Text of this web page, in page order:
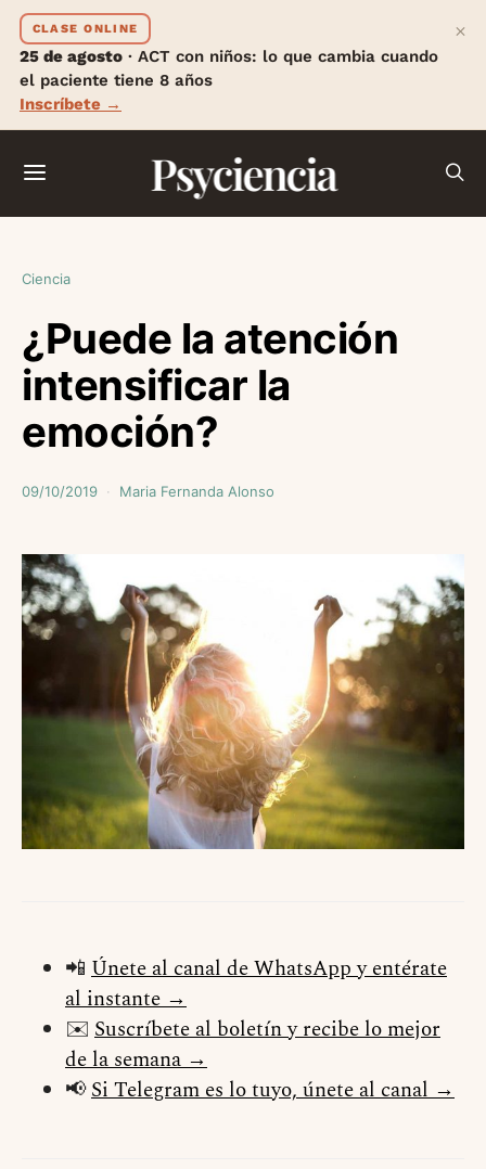
CLASE ONLINE
25 de agosto · ACT con niños: lo que cambia cuando
el paciente tiene 8 años
Inscríbete →
×
Psyciencia
Ciencia
¿Puede la atención
intensificar la
emoción?
09/10/2019 Maria Fernanda Alonso
📲 Únete al canal de WhatsApp y entérate
al instante →
✉️ Suscríbete al boletín y recibe lo mejor
de la semana →
📢Si Telegram es lo tuyo, únete al canal →